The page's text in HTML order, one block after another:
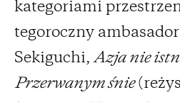
kategoriami
tegoroczny
Sekiguchi, Azja nie
Przerwanym śnie